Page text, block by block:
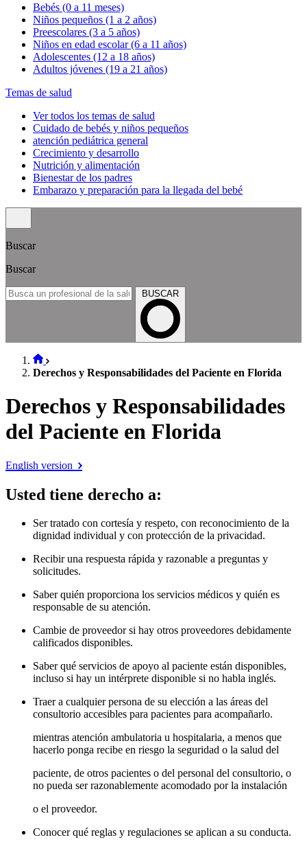
Bebés (0 a 11 meses)
Niños pequeños (1 a 2 años)
Preescolares (3 a 5 años)
Niños en edad escolar (6 a 11 años)
Adolescentes (12 a 18 años)
Adultos jóvenes (19 a 21 años)
Temas de salud
Ver todos los temas de salud
Cuidado de bebés y niños pequeños
atención pediátrica general
Crecimiento y desarrollo
Nutrición y alimentación
Bienestar de los padres
Embarazo y preparación para la llegada del bebé
Buscar
Buscar
BUSCAR
Derechos y Responsabilidades del Paciente en Florida
Derechos y Responsabilidades
del Paciente en Florida
English version
Usted tiene derecho a:
Ser tratado con cortesía y respeto, con reconocimiento de la
dignidad individual y con protección de la privacidad.
Recibir una respuesta rápida y razonable a preguntas y
solicitudes.
Saber quién proporciona los servicios médicos y quién es
responsable de su atención.
Cambie de proveedor si hay otros proveedores debidamente
calificados disponibles.
Saber qué servicios de apoyo al paciente están disponibles,
incluso si hay un intérprete disponible si no habla inglés.
Traer a cualquier persona de su elección a las áreas del
consultorio accesibles para pacientes para acompañarlo.
mientras atención ambulatoria u hospitalaria, a menos que
hacerlo ponga recibe en riesgo la seguridad o la salud del
paciente, de otros pacientes o del personal del consultorio, o
no pueda ser razonablemente acomodado por la instalación
o el proveedor.
Conocer qué reglas y regulaciones se aplican a su conducta.